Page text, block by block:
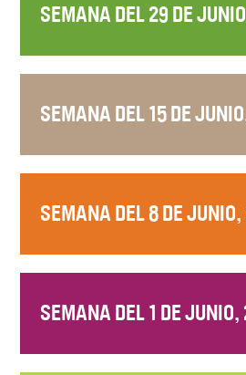
SEMANA DEL 29 DE
SEMANA DEL 15 DE
SEMANA DEL 8 DE
SEMANA DEL 1 DE